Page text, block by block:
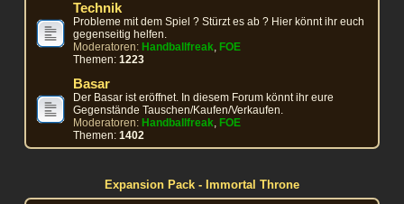
Technik
Probleme mit dem Spiel ? Stürzt es ab ? Hier könnt ihr euch
gegenseitig helfen.
Moderatoren: Handballfreak, FOE
Themen:1223
Basar
Der Basar ist eröffnet. In diesem Forum könnt ihr eure
Gegenstände Tauschen/Kaufen/Verkaufen.
Moderatoren: Handballfreak, FOE
Themen:1402
Expansion Pack - Immortal Throne